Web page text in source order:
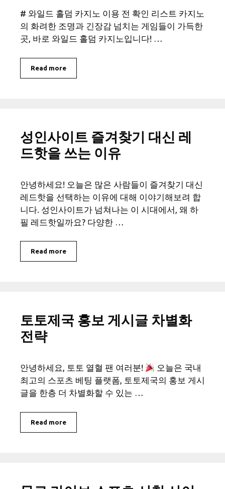
# 와일드 홀덤 카지노 이용 전 확인 리스트 카지노
의 화려한 조명과 긴장감 넘치는 게임들이 가득한
곳, 바로 와일드 홀덤 카지노입니다! …
Read more
성인사이트 즐겨찾기 대신 레
드핫을 쓰는 이유
안녕하세요! 오늘은 많은 사람들이 즐겨찾기 대신
레드핫을 선택하는 이유에 대해 이야기해보려 합
니다. 성인사이트가 넘쳐나는 이 시대에서, 왜 하
필 레드핫일까요? 다양한 …
Read more
토토제국 홍보 게시글 차별화
전략
안녕하세요, 토토 열혈 팬 여러분!
오늘은 국내
최고의 스포츠 베팅 플랫폼, 토토제국의 홍보 게시
글을 한층 더 차별화할 수 있는 …
Read more